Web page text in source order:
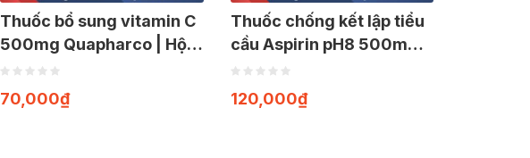
Thuốc bổ sung vitamin C
500mg Quapharco | Hộp
100 viên
70,000₫
Thuốc chống kết lập tiểu
cầu Aspirin pH8 500mg |
Hộp 100 viên
120,000₫